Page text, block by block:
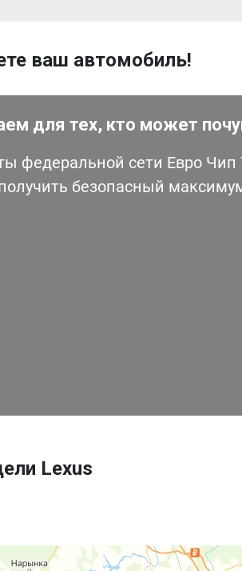
ваш автомобиль!
для тех, кто может
федеральной сети Евро
безопасный
Lexus